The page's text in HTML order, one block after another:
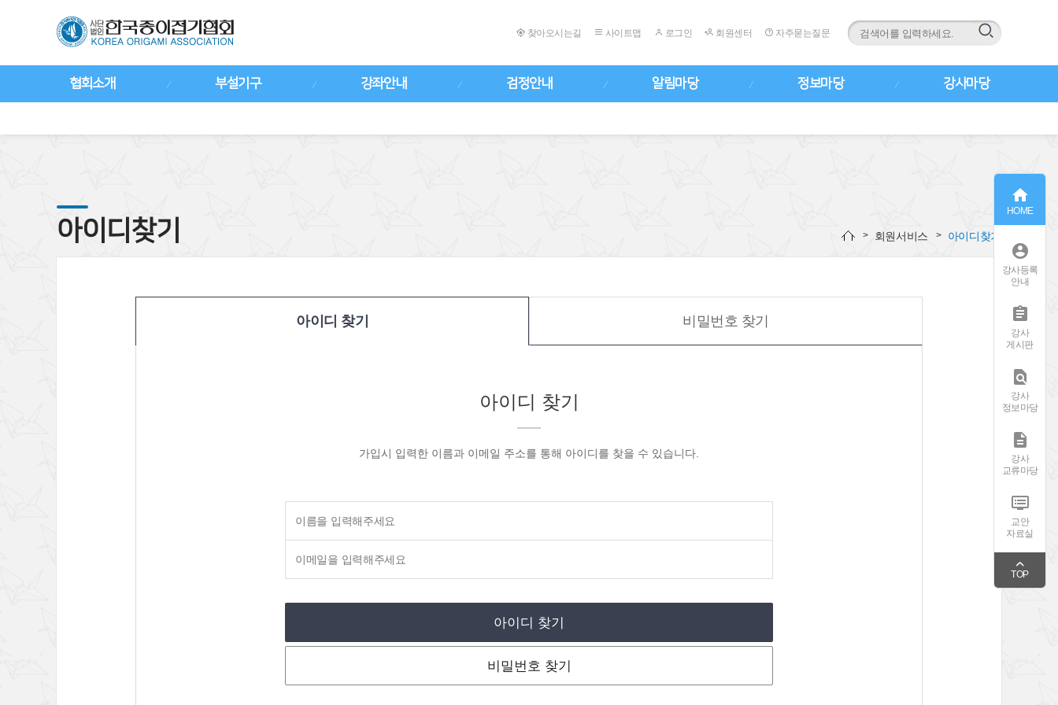
찾아오시는길 사이트맵 로그인 회원센터 자주묻는질문
협회소개 부설기구 강좌안내 검정안내 알림마당 정보마당 강사마당
아이디찾기 회원서비스 아이디찾기
아이디 찾기 비밀번호 찾기
아이디 찾기
가입시 입력한 이름과 이메일 주소를 통해 아이디를 찾을 수 있습니다.
아이디 찾기
비밀번호 찾기

HOME

강사등록
안내

강사
게시판

강사
정보마당

강사
교류마당

교안
자료실
TOP